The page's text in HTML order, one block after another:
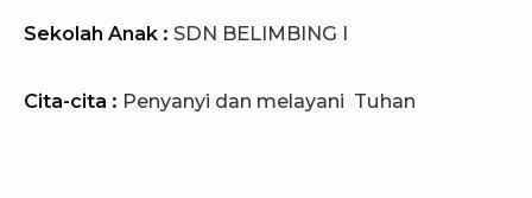
Sekolah Anak : SDN BELIMBING I
Cita-cita : Penyanyi dan melayani Tuhan